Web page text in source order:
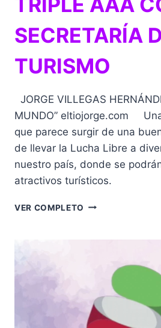
SECRETARÍA
TURISMO
JORGE VILLEGAS
MUNDO” eltiojorge.com
que parece surgir de una
de llevar la Lucha Libre a
nuestro país, donde se
atractivos turísticos.
VER COMPLETO ALIANZA
TRIPLE
SECRETARÍA
DE
TURISMO